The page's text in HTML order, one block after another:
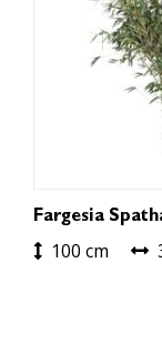
Fargesia
100 cm